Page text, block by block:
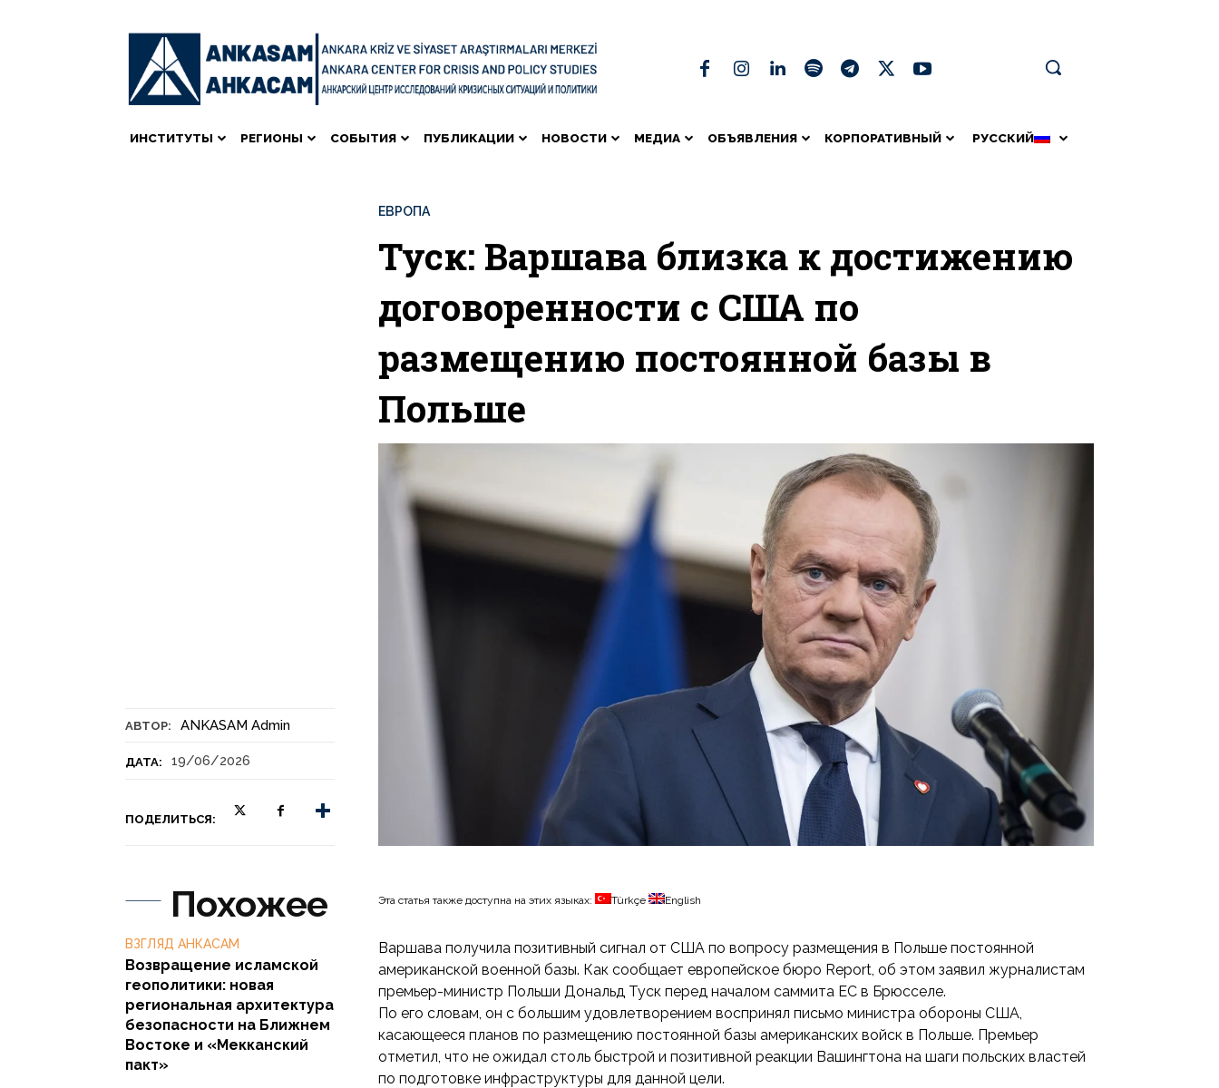
ИНСТИТУТЫ РЕГИОНЫ СОБЫТИЯ ПУБЛИКАЦИИ НОВОСТИ МЕДИА ОБЪЯВЛЕНИЯ КОРПОРАТИВНЫЙ РУССКИЙ
АВТОР: ANKASAM Admin
ДАТА: 19/06/2026
ПОДЕЛИТЬСЯ:
ЕВРОПА
Туск: Варшава близка к достижению
договоренности с США по
размещению постоянной базы в
Польше
Похожее
ВЗГЛЯД АНКАСАМ
Возвращение исламской
геополитики: новая
региональная архитектура
безопасности на Ближнем
Востоке и «Мекканский
пакт»
Эта статья также доступна на этих языках: Türkçe English
Варшава получила позитивный сигнал от США по вопросу размещения в Польше постоянной
американской военной базы. Как сообщает европейское бюро Report, об этом заявил журналистам
премьер-министр Польши Дональд Туск перед началом саммита ЕС в Брюсселе.
По его словам, он с большим удовлетворением воспринял письмо министра обороны США,
касающееся планов по размещению постоянной базы американских войск в Польше. Премьер
отметил, что не ожидал столь быстрой и позитивной реакции Вашингтона на шаги польских властей
по подготовке инфраструктуры для данной цели.